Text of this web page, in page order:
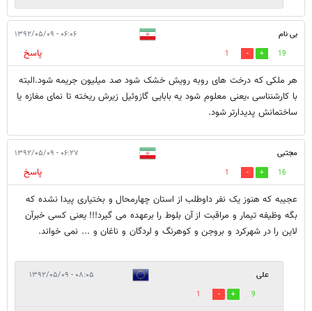
بی نام ۰۶:۰۶ - ۱۳۹۲/۰۵/۰۹
19
1
پاسخ
هر ملکی که درخت های روبه رویش خشک شود صد میلیون جریمه شود.البته
با کارشنناسی ،یعنی معلوم شود یه بابایی گازوئیل زیرش ریخته تا نمای مغازه یا
ساختمانش پدیدارتر شود.
مجتبی ۰۶:۲۷ - ۱۳۹۲/۰۵/۰۹
16
1
پاسخ
عجیبه که هنوز یک نفر داوطلب از استان چهارمحال و بختیاری پیدا نشده که
بگه وظیفه تیمار و مراقبت از آن بلوط را برعهده می گیرد!!! یعنی کسی خبرآن
لاین را در شهرکرد و بروجن و کوهرنگ و لردگان و ناغان و ... نمی خواند.
علی ۰۸:۰۵ - ۱۳۹۲/۰۵/۰۹
9
1